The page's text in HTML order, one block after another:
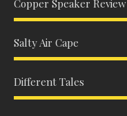
Copper Speaker Review
Salty Air Cape
Different Tales